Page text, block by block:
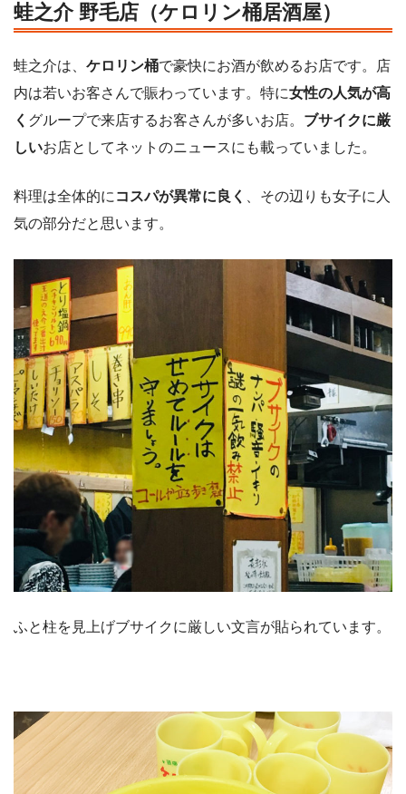
蛙之介 野毛店（ケロリン桶居酒屋）
蛙之介は、 ケロリン桶で豪快にお酒が飲めるお店です。店
内は若いお客さんで賑わっています。特に女性の人気が高
く グループで来店するお客さんが多いお店。 ブサイクに厳
しいお店としてネットのニュースにも載っていました。
料理は全体的にコスパが異常に良く 、その辺りも女子に人
気の部分だと思います。
ふと柱を見上げブサイクに厳しい文言が貼られています。